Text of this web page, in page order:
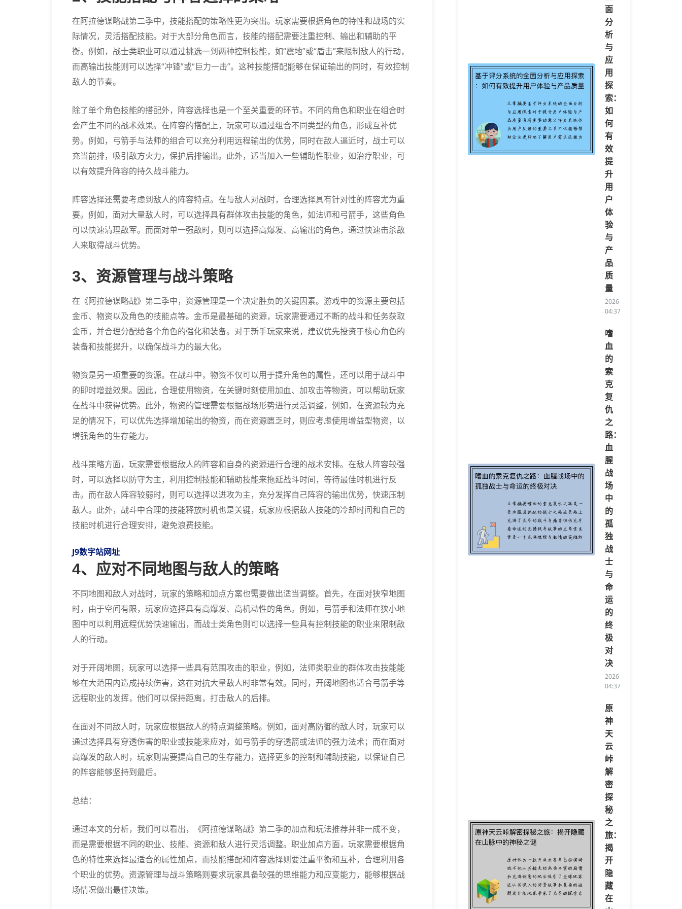
在阿拉德谋略战第二季中，技能搭配的策略性更为突出。玩家需要根据角色的特性和战场的实
际情况，灵活搭配技能。对于大部分角色而言，技能的搭配需要注重控制、输出和辅助的平
衡。例如，战士类职业可以通过挑选一到两种控制技能，如“震地”或“盾击”来限制敌人的行动，
而高输出技能则可以选择“冲锋”或“巨力一击”。这种技能搭配能够在保证输出的同时，有效控制
敌人的节奏。
除了单个角色技能的搭配外，阵容选择也是一个至关重要的环节。不同的角色和职业在组合时
会产生不同的战术效果。在阵容的搭配上，玩家可以通过组合不同类型的角色，形成互补优
势。例如，弓箭手与法师的组合可以充分利用远程输出的优势，同时在敌人逼近时，战士可以
充当前排，吸引敌方火力，保护后排输出。此外，适当加入一些辅助性职业，如治疗职业，可
以有效提升阵容的持久战斗能力。
阵容选择还需要考虑到敌人的阵容特点。在与敌人对战时，合理选择具有针对性的阵容尤为重
要。例如，面对大量敌人时，可以选择具有群体攻击技能的角色，如法师和弓箭手，这些角色
可以快速清理敌军。而面对单一强敌时，则可以选择高爆发、高输出的角色，通过快速击杀敌
人来取得战斗优势。
3、资源管理与战斗策略
在《阿拉德谋略战》第二季中，资源管理是一个决定胜负的关键因素。游戏中的资源主要包括
金币、物资以及角色的技能点等。金币是最基础的资源，玩家需要通过不断的战斗和任务获取
金币，并合理分配给各个角色的强化和装备。对于新手玩家来说，建议优先投资于核心角色的
装备和技能提升，以确保战斗力的最大化。
物资是另一项重要的资源。在战斗中，物资不仅可以用于提升角色的属性，还可以用于战斗中
的即时增益效果。因此，合理使用物资，在关键时刻使用加血、加攻击等物资，可以帮助玩家
在战斗中获得优势。此外，物资的管理需要根据战场形势进行灵活调整，例如，在资源较为充
足的情况下，可以优先选择增加输出的物资，而在资源匮乏时，则应考虑使用增益型物资，以
增强角色的生存能力。
战斗策略方面，玩家需要根据敌人的阵容和自身的资源进行合理的战术安排。在敌人阵容较强
时，可以选择以防守为主，利用控制技能和辅助技能来拖延战斗时间，等待最佳时机进行反
击。而在敌人阵容较弱时，则可以选择以进攻为主，充分发挥自己阵容的输出优势，快速压制
敌人。此外，战斗中合理的技能释放时机也是关键，玩家应根据敌人技能的冷却时间和自己的
技能时机进行合理安排，避免浪费技能。
J9数字站网址
4、应对不同地图与敌人的策略
不同地图和敌人对战时，玩家的策略和加点方案也需要做出适当调整。首先，在面对狭窄地图
时，由于空间有限，玩家应选择具有高爆发、高机动性的角色。例如，弓箭手和法师在狭小地
图中可以利用远程优势快速输出，而战士类角色则可以选择一些具有控制技能的职业来限制敌
人的行动。
对于开阔地图，玩家可以选择一些具有范围攻击的职业，例如，法师类职业的群体攻击技能能
够在大范围内造成持续伤害，这在对抗大量敌人时非常有效。同时，开阔地图也适合弓箭手等
远程职业的发挥，他们可以保持距离，打击敌人的后排。
在面对不同敌人时，玩家应根据敌人的特点调整策略。例如，面对高防御的敌人时，玩家可以
通过选择具有穿透伤害的职业或技能来应对，如弓箭手的穿透箭或法师的强力法术；而在面对
高爆发的敌人时，玩家则需要提高自己的生存能力，选择更多的控制和辅助技能，以保证自己
的阵容能够坚持到最后。
总结：
通过本文的分析，我们可以看出，《阿拉德谋略战》第二季的加点和玩法推荐并非一成不变，
而是需要根据不同的职业、技能、资源和敌人进行灵活调整。职业加点方面，玩家需要根据角
色的特性来选择最适合的属性加点，而技能搭配和阵容选择则要注重平衡和互补，合理利用各
个职业的优势。资源管理与战斗策略则要求玩家具备较强的思维能力和应变能力，能够根据战
场情况做出最佳决策。
面
分
析
与
应
用
探
索：
如
何
有
效
提
升
用
户
体
验
与
产
品
质
量
2026-08-06
04:37:40/li>
嗜
血
的
索
克
复
仇
之
路：
血
腥
战
场
中
的
孤
独
战
士
与
命
运
的
终
极
对
决
2026-08-05
04:37:33/li>
原
神
天
云
峠
解
密
探
秘
之
旅：
揭
开
隐
藏
在